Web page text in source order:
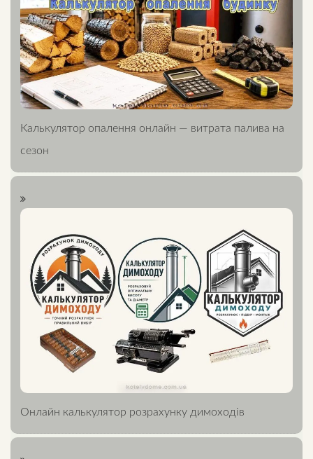
Калькулятор опалення онлайн — витрата палива на
сезон
Онлайн калькулятор розрахунку димоходів